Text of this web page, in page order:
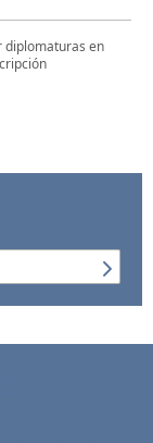
diplomaturas en